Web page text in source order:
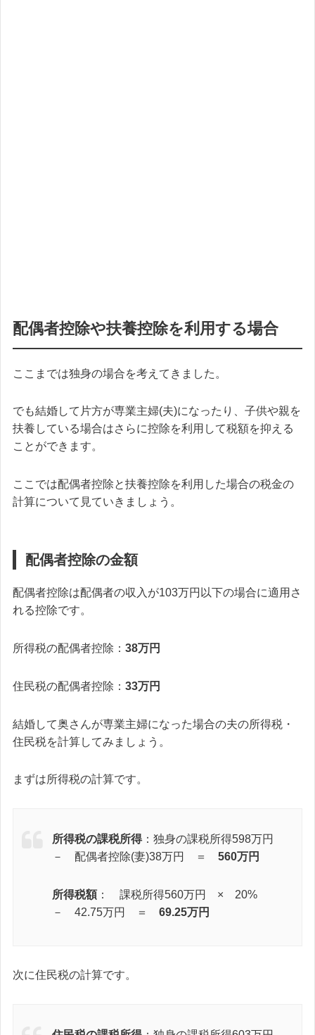
配偶者控除や扶養控除を利用する場合
ここまでは独身の場合を考えてきました。
でも結婚して片方が専業主婦(夫)になったり、子供や親を
扶養している場合はさらに控除を利用して税額を抑える
ことができます。
ここでは配偶者控除と扶養控除を利用した場合の税金の
計算について見ていきましょう。
配偶者控除の金額
配偶者控除は配偶者の収入が103万円以下の場合に適用さ
れる控除です。
所得税の配偶者控除： 38万円
住民税の配偶者控除： 33万円
結婚して奥さんが専業主婦になった場合の夫の所得税・
住民税を計算してみましょう。
まずは所得税の計算です。
所得税の課税所得：独身の課税所得598万円
－ 配偶者控除(妻)38万円 ＝ 560万円
所得税額： 課税所得560万円 × 20%
－ 42.75万円 ＝ 69.25万円
次に住民税の計算です。